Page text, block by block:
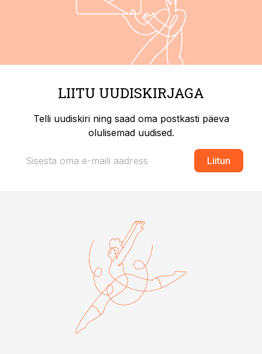
LIITU UUDISKIRJAGA
Telli uudiskiri ning saad oma postkasti päeva
olulisemad uudised.
Liitun